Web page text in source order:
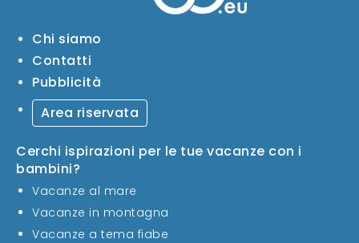
Chi siamo
Contatti
Pubblicità
Area riservata
Cerchi ispirazioni per le tue vacanze con i
bambini?
Vacanze al mare
Vacanze in montagna
Vacanze a tema fiabe